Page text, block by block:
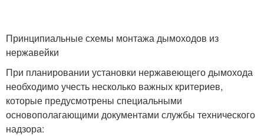
Принципиальные схемы монтажа дымоходов из
нержавейки
При планировании установки нержавеющего дымохода
необходимо учесть несколько важных критериев,
которые предусмотрены специальными
основополагающими документами службы технического
надзора: